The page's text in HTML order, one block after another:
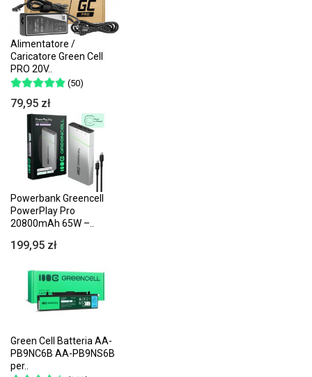
Alimentatore /
Caricatore Green Cell
PRO 20V..
(50)
79,95 zł
Powerbank Greencell
PowerPlay Pro
20800mAh 65W –..
199,95 zł
Green Cell Batteria AA-
PB9NC6B AA-PB9NS6B
per..